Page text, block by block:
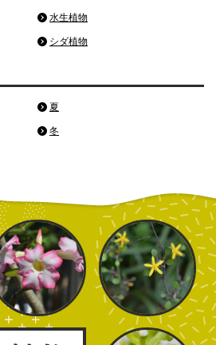
水生植物
シダ植物
夏
冬